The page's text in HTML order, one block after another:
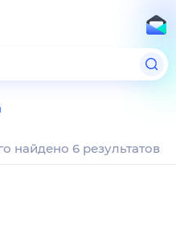
найдено 6 результатов